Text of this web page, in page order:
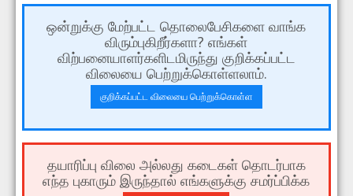
ஒன்றுக்கு மேற்பட்ட தொலைபேசிகளை வாங்க
விரும்புகிறீர்களா? எங்கள்
விற்பனையாளர்களிடமிருந்து குறிக்கப்பட்ட
விலையை பெற்றுக்கொள்ளலாம்.
குறிக்கப்பட்ட விலையை பெற்றுக்கொள்ள
தயாரிப்பு விலை அல்லது கடைகள் தொடர்பாக
எந்த புகாரும் இருந்தால் எங்களுக்கு சமர்ப்பிக்க